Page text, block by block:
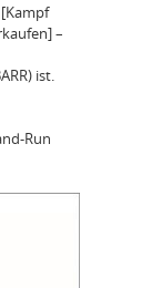
–
ist.
Run